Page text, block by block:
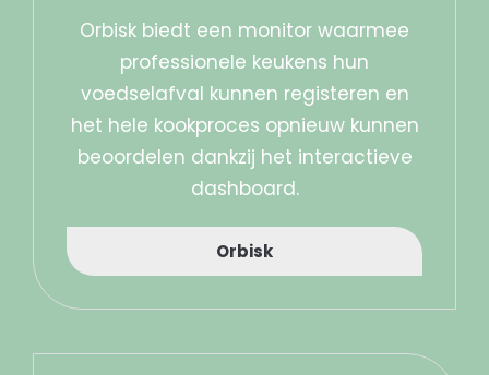
Orbisk biedt een monitor waarmee
professionele keukens hun
voedselafval kunnen registeren en
het hele kookproces opnieuw kunnen
beoordelen dankzij het interactieve
dashboard.
Orbisk